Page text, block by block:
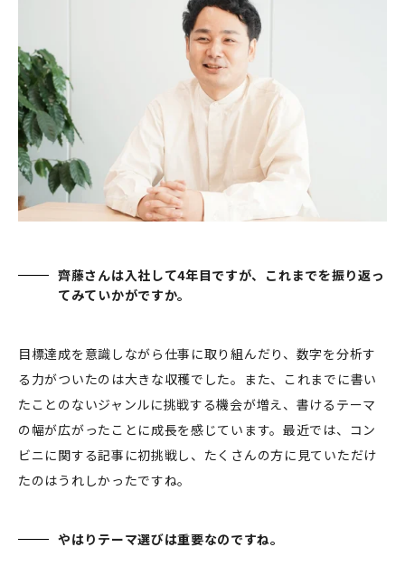
齊藤さんは入社して4年目ですが、これまでを振り返っ
てみていかがですか。
目標達成を意識しながら仕事に取り組んだり、数字を分析す
る力がついたのは大きな収穫でした。また、これまでに書い
たことのないジャンルに挑戦する機会が増え、書けるテーマ
の幅が広がったことに成長を感じています。最近では、コン
ビニに関する記事に初挑戦し、たくさんの方に見ていただけ
たのはうれしかったですね。
やはりテーマ選びは重要なのですね。